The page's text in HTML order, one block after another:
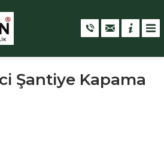
Şantiye Kapama